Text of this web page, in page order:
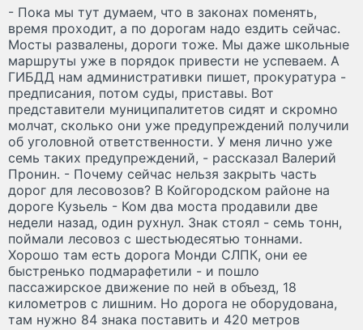
- Пока мы тут думаем, что в законах поменять,
время проходит, а по дорогам надо ездить сейчас.
Мосты развалены, дороги тоже. Мы даже школьные
маршруты уже в порядок привести не успеваем. А
ГИБДД нам административки пишет, прокуратура -
предписания, потом суды, приставы. Вот
представители муниципалитетов сидят и скромно
молчат, сколько они уже предупреждений получили
об уголовной ответственности. У меня лично уже
семь таких предупреждений, - рассказал Валерий
Пронин. - Почему сейчас нельзя закрыть часть
дорог для лесовозов? В Койгородском районе на
дороге Кузьель - Ком два моста продавили две
недели назад, один рухнул. Знак стоял - семь тонн,
поймали лесовоз с шестьюдесятью тоннами.
Хорошо там есть дорога Монди СЛПК, они ее
быстренько подмарафетили - и пошло
пассажирское движение по ней в объезд, 18
километров с лишним. Но дорога не оборудована,
там нужно 84 знака поставить и 420 метров